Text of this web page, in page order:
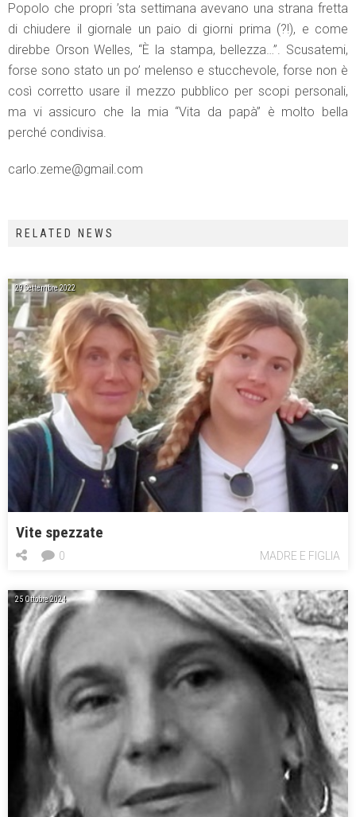
Popolo che propri ’sta settimana avevano una strana fretta
di chiudere il giornale un paio di giorni prima (?!), e come
direbbe Orson Welles, “È la stampa, bellezza…”. Scusatemi,
forse sono stato un po’ melenso e stucchevole, forse non è
così corretto usare il mezzo pubblico per scopi personali,
ma vi assicuro che la mia “Vita da papà” è molto bella
perché condivisa.
carlo.zeme@gmail.com
RELATED NEWS
29 Settembre 2022
Vite spezzate
MADRE E FIGLIA
0
25 Ottobre 2024